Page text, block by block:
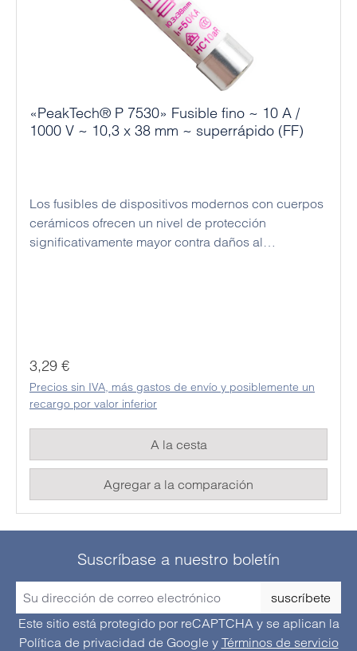
«PeakTech® P 7530» Fusible fino ~ 10 A /
1000 V ~ 10,3 x 38 mm ~ superrápido (FF)
Los fusibles de dispositivos modernos con cuerpos
cerámicos ofrecen un nivel de protección
significativamente mayor contra daños al
fusibles disparados solo pueden sustituirse por
fusibles de recambio del mismo diseño y
especificaciones para garantizar la seguridad del
dispositivo y, por tanto, también la seguridad del
usuario en futuras mediciones. Este fusible se
suministra en las dimensiones 10,3x38 mm.
Precio normal:
3,29 €
Precios sin IVA, más gastos de envío y posiblemente un
recargo por valor inferior
A la cesta
Agregar a la comparación
Suscríbase a nuestro boletín
suscríbete
Este sitio está protegido por reCAPTCHA y se aplican la
Política de privacidad de Google y Términos de servicio